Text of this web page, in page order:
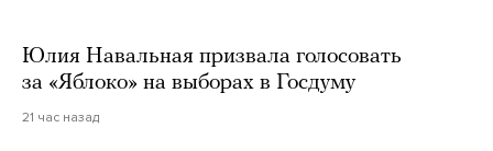
Юлия Навальная призвала голосовать
за «Яблоко» на выборах в Госдуму
21 час назад